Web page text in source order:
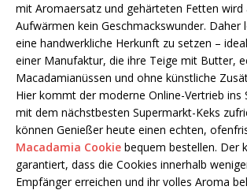
mit Aromaersatz und gehärteten Fetten wird
Aufwärmen kein Geschmackswunder. Daher
eine handwerkliche Herkunft zu setzen –
einer Manufaktur, die ihre Teige mit Butter,
Macadamianüssen und ohne künstliche
Hier kommt der moderne Online-Vertrieb ins
mit dem nächstbesten Supermarkt-Keks
können Genießer heute einen echten,
Macadamia Cookie bequem bestellen. Der
garantiert, dass die Cookies innerhalb
Empfänger erreichen und ihr volles Aroma